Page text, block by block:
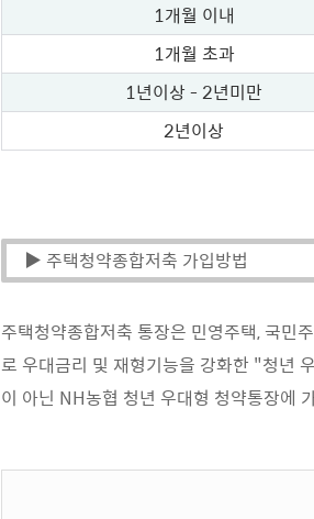
1개월 이내
1개월 초과
1년이상 - 2년미만
2년이상
▶ 주택청약종합저축 가입방법
주택청약종합저축 통장은 민영주택, 국민
로 우대금리 및 재형기능을 강화한 "청년
이 아닌 NH농협 청년 우대형 청약통장에